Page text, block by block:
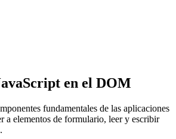
en el DOM
fundamentales de las aplicaciones
a elementos de formulario, leer y escribir